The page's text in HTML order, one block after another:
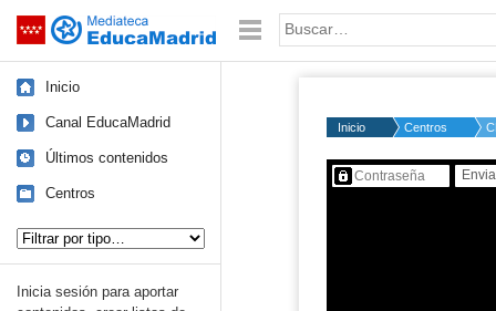
Saltar navegación Palabra o frase:
Inicio
Canal EducaMadrid
Últimos contenidos
Centros
Inicia sesión para aportar
Inicio Centros
Contenido protegido…